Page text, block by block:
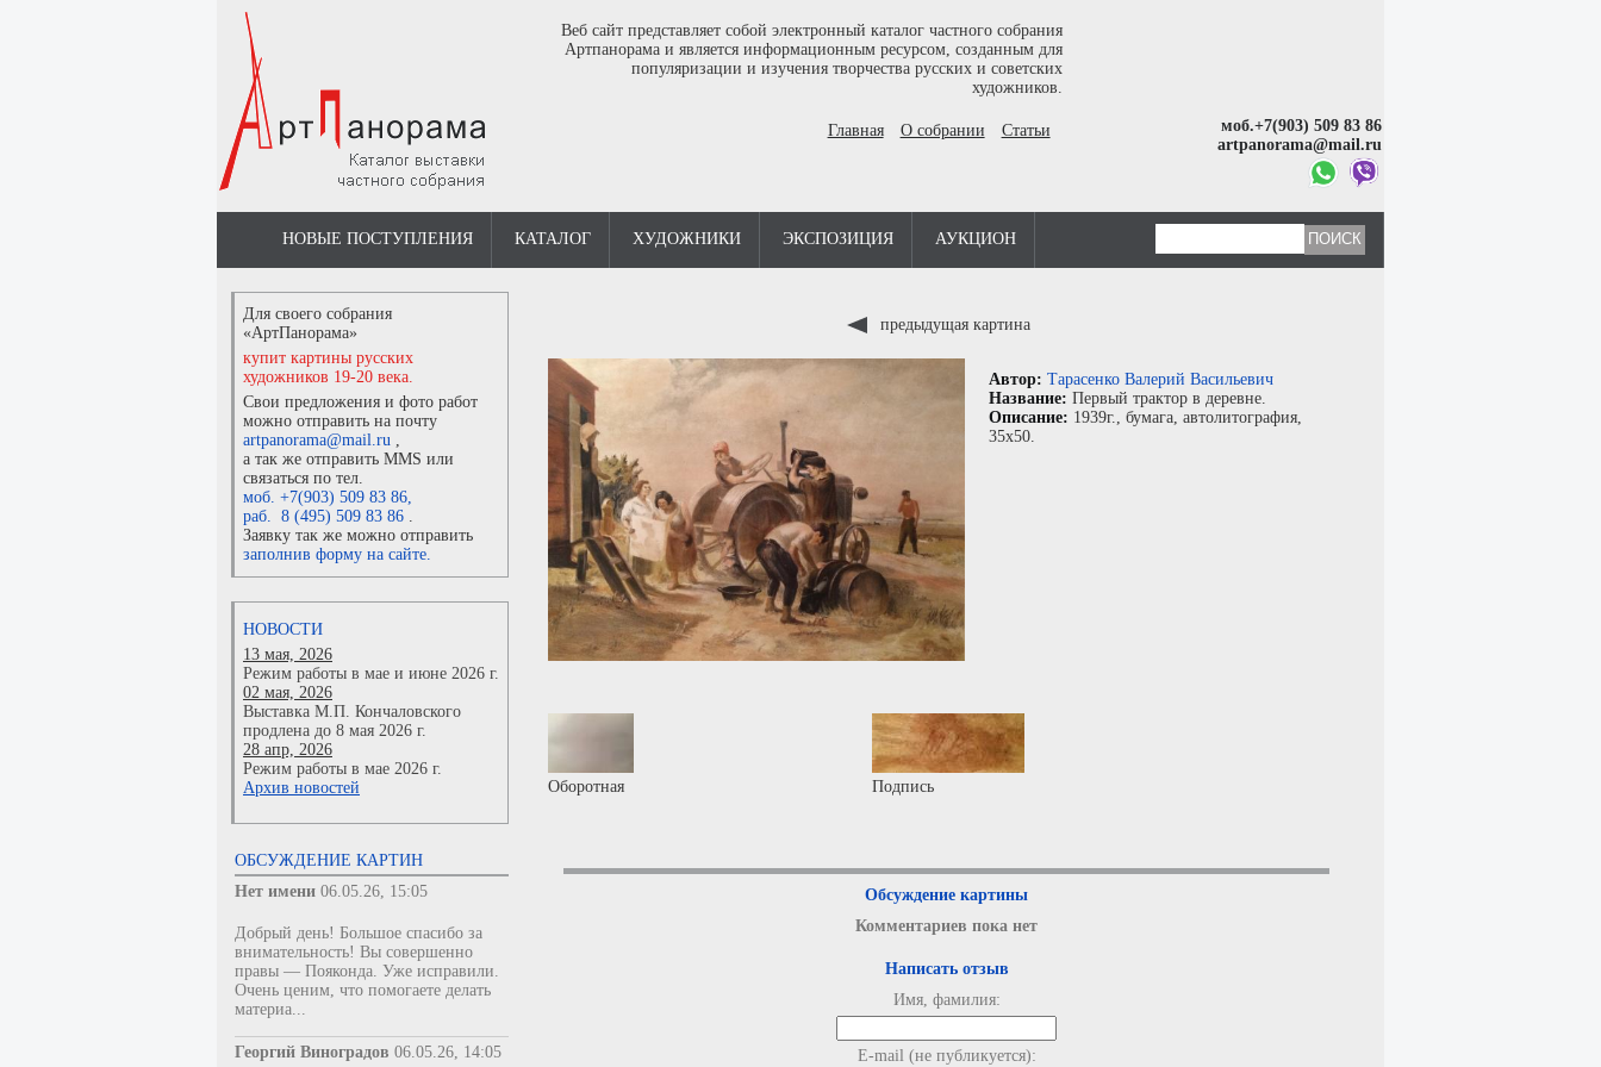
Веб сайт представляет собой электронный каталог частного собрания
Артпанорама и является информационным ресурсом, созданным для
популяризации и изучения творчества русских и советских
художников.
Главная О собрании Статьи
моб.+7(903) 509 83 86
artpanorama@mail.ru
НОВЫЕ ПОСТУПЛЕНИЯ КАТАЛОГ ХУДОЖНИКИ ЭКСПОЗИЦИЯ АУКЦИОН
Для своего собрания
«АртПанорама»
купит картины русских
художников 19-20 века.
Свои предложения и фото работ
можно отправить на почту
artpanorama@mail.ru ,
а так же отправить MMS или
связаться по тел.
моб. +7(903) 509 83 86,
раб. 8 (495) 509 83 86 .
Заявку так же можно отправить
заполнив форму на сайте.
НОВОСТИ
13 мая, 2026
Режим работы в мае и июне 2026 г.
02 мая, 2026
Выставка М.П. Кончаловского
продлена до 8 мая 2026 г.
28 апр, 2026
Режим работы в мае 2026 г.
Архив новостей
ОБСУЖДЕНИЕ КАРТИН
Нет имени 06.05.26, 15:05
Добрый день! Большое спасибо за
внимательность! Вы совершенно
правы — Пояконда. Уже исправили.
Очень ценим, что помогаете делать
материа...
Георгий Виноградов 06.05.26, 14:05
предыдущая картина
Автор: Тарасенко Валерий Васильевич
Название: Первый трактор в деревне.
Описание: 1939г., бумага, автолитография,
35x50.
Оборотная Подпись
Обсуждение картины
Комментариев пока нет
Написать отзыв
Имя, фамилия:
E-mail (не публикуется):